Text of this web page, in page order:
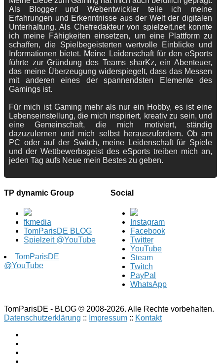
Als Blogger und Webentwickler teile ich meine
Erfahrungen und Erkenntnisse aus der Welt der digitalen
Unterhaltung. Als Chefredakteur von spielzeit.net konnte
ich meine Fähigkeiten einsetzen, um eine Plattform zu
schaffen, die Spielbegeisterten wertvolle Einblicke und
Informationen bietet. Meine Leidenschaft für den eSports
führte zur Gründung des Teams sharKz, ein Abenteuer,
das meine Überzeugung widerspiegelt, dass das Messen
mit anderen eines der spannendsten Elemente des
Gamings ist.
Für mich ist Gaming mehr als nur ein Hobby, es ist eine
Lebenseinstellung, die mich inspiriert, kreativ zu sein, und
eine Gemeinschaft, die mich motiviert, ständig
dazuzulernen und mich selbst herauszufordern. Ob am
PC oder auf der Switch, meine Leidenschaft für Spiele
und der Wettbewerbsgeist des eSports treiben mich an,
jeden Tag aufs Neue mein Bestes zu geben.
TP dynamic Group
fkmedia
TomParisDE BLOG
Spielzeit @YouTube
TomParisDE
@YouTube
Social
Instagram
Facebook
Twitter
YouTube
Steam
Twitch
PayPal
WhatsApp
TomParisDE - BLOG © 2008-2026. Alle Rechte vorbehalten.
Datenschutzerklärung :: Impressum :: Kontakt